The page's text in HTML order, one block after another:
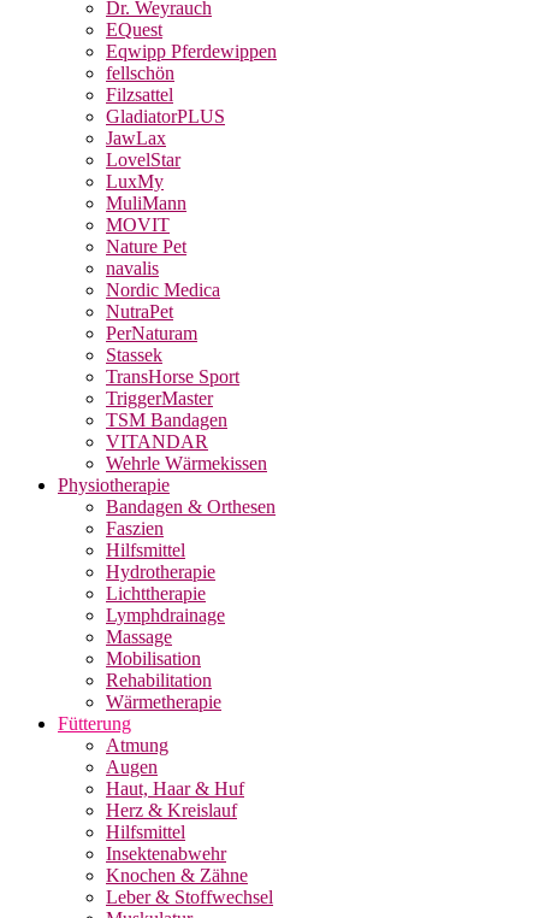
Dr. Weyrauch
EQuest
Eqwipp Pferdewippen
fellschön
Filzsattel
GladiatorPLUS
JawLax
LovelStar
LuxMy
MuliMann
MOVIT
Nature Pet
navalis
Nordic Medica
NutraPet
PerNaturam
Stassek
TransHorse Sport
TriggerMaster
TSM Bandagen
VITANDAR
Wehrle Wärmekissen
Physiotherapie
Bandagen & Orthesen
Faszien
Hilfsmittel
Hydrotherapie
Lichttherapie
Lymphdrainage
Massage
Mobilisation
Rehabilitation
Wärmetherapie
Fütterung
Atmung
Augen
Haut, Haar & Huf
Herz & Kreislauf
Hilfsmittel
Insektenabwehr
Knochen & Zähne
Leber & Stoffwechsel